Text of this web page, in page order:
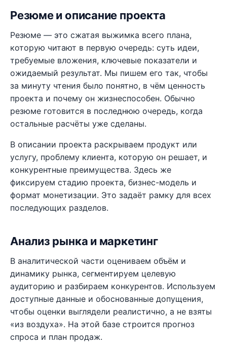
Резюме и описание проекта
Резюме — это сжатая выжимка всего плана,
которую читают в первую очередь: суть идеи,
требуемые вложения, ключевые показатели и
ожидаемый результат. Мы пишем его так, чтобы
за минуту чтения было понятно, в чём ценность
проекта и почему он жизнеспособен. Обычно
резюме готовится в последнюю очередь, когда
остальные расчёты уже сделаны.
В описании проекта раскрываем продукт или
услугу, проблему клиента, которую он решает, и
конкурентные преимущества. Здесь же
фиксируем стадию проекта, бизнес-модель и
формат монетизации. Это задаёт рамку для всех
последующих разделов.
Анализ рынка и маркетинг
В аналитической части оцениваем объём и
динамику рынка, сегментируем целевую
аудиторию и разбираем конкурентов. Используем
доступные данные и обоснованные допущения,
чтобы оценки выглядели реалистично, а не взяты
«из воздуха». На этой базе строится прогноз
спроса и план продаж.